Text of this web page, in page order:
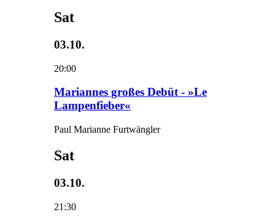
Sat
03.10.
20:00
Mariannes großes Debüt - »Le
Lampenfieber«
Paul Marianne Furtwängler
Sat
03.10.
21:30